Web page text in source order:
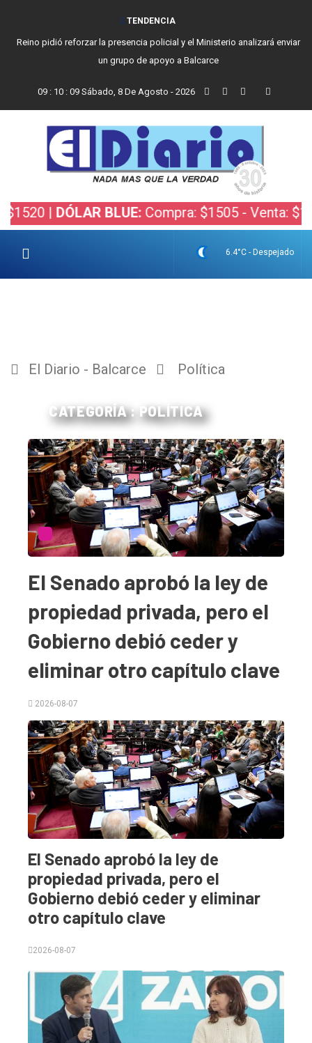
TENDENCIA
Vecinos, instituciones y concejales se manifestaron contra el proyecto
de Ley de Inviolabilidad de la Propiedad Privada
09 : 10 : 10 Sábado, 8 De Agosto - 2026
|DÓLAR BLUE:Compra: $1505 - Venta: $1525 |
6.4°C - Despejado
El
único
DIARIO
Balcarce
Política
El Diario - Balcarce Política
CATEGORÍA : POLÍTICA
El Senado aprobó la ley de
propiedad privada, pero el
Gobierno debió ceder y
eliminar otro capítulo clave
2026-08-07
El Senado aprobó la ley de
propiedad privada, pero el
Gobierno debió ceder y eliminar
otro capítulo clave
2026-08-07